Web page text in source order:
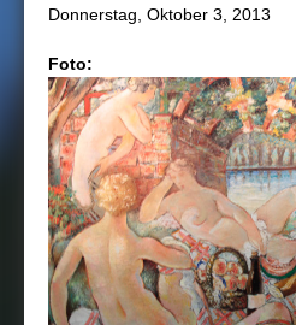
Donnerstag, Oktober 3, 2013
Foto: